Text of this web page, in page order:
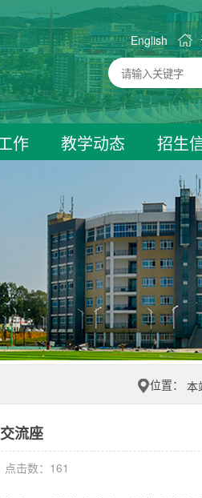
English
作 教学动态 招生
位置： 本
流座
击数： 161